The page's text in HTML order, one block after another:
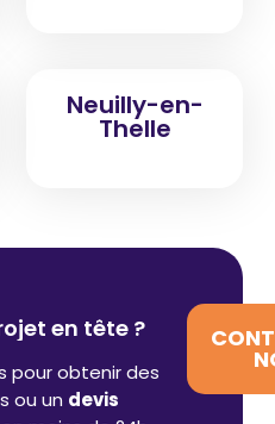
Neuilly-en-
Thelle
en tête ?
pour obtenir des
ou un devis